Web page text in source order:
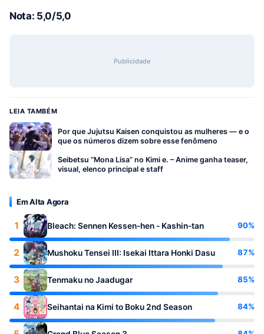
Nota: 5,0/5,0
Publicidade
LEIA TAMBÉM
Por que Jujutsu Kaisen conquistou as mulheres — e o
que os números dizem sobre esse fenômeno
Seibetsu “Mona Lisa” no Kimi e. – Anime ganha teaser,
visual, elenco principal e staff
Em Alta Agora
1 Bleach: Sennen Kessen-hen - Kashin-tan 90%
2 Mushoku Tensei III: Isekai Ittara Honki Dasu 87%
3 Tenmaku no Jaadugar 85%
4 Seihantai na Kimi to Boku 2nd Season 84%